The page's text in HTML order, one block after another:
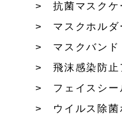
抗菌マスクケ
マスクホルダ
マスクバンド
飛沫感染防止
フェイスシー
ウイルス除